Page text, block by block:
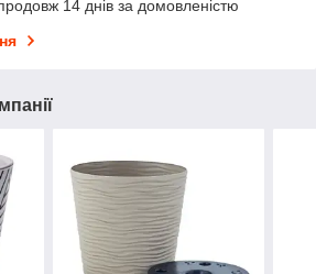
14 днів за домовленістю